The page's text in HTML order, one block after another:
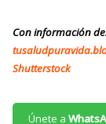
Con información
Shutterstock
Únete a